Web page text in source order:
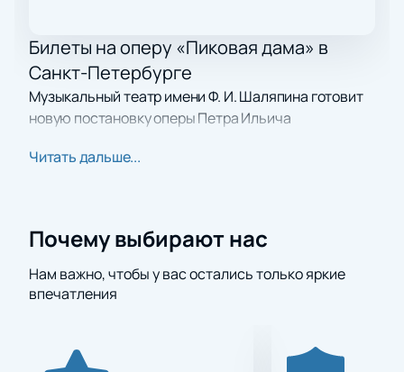
Билеты на оперу «Пиковая дама» в
Санкт-Петербурге
Музыкальный театр имени Ф. И. Шаляпина готовит
новую постановку оперы Петра Ильича
покажет классическое произведение по мотивам
современное прочтение в историческом зале.
Сюжет
Действие происходит в Петербурге. Либретто
разума. Герман попадает под влияние своих
Читать дальше...
Почему выбирают нас
Нам важно, чтобы у вас остались только яркие
впечатления